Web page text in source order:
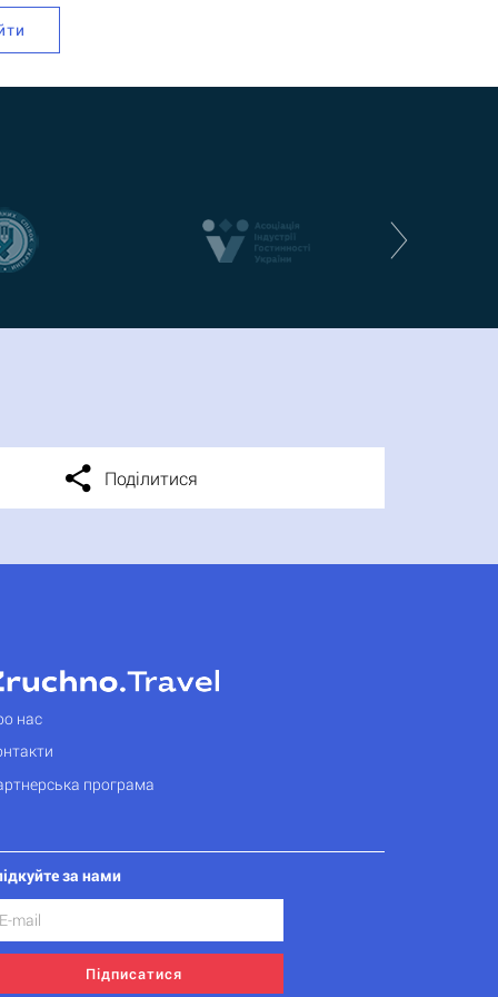
Поділитися
нас
програма
за нами
Підписатися